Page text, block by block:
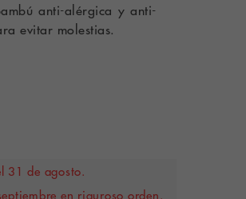
anti-alérgica y anti-
evitar molestias.
31 de agosto.
en riguroso orden.